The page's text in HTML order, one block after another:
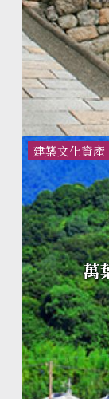
建築文化資產
萬